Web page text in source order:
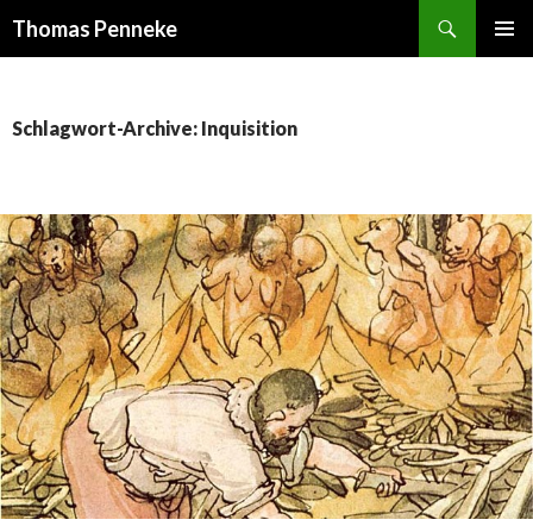
Thomas Penneke
Schlagwort-Archive: Inquisition